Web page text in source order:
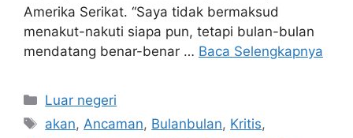
Amerika Serikat. “Saya tidak bermaksud
menakut-nakuti siapa pun, tetapi bulan-bulan
mendatang benar-benar … Baca Selengkapnya
Kategori
Luar negeri
Tag
akan, Ancaman, Bulanbulan, Kritis,